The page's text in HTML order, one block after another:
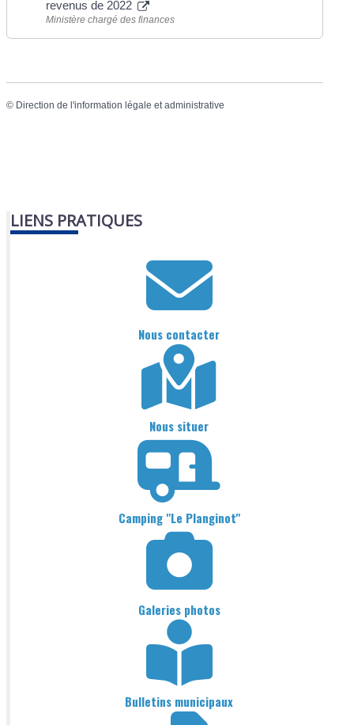
revenus de 2022
Ministère chargé des finances
© Direction de l'information légale et administrative
LIENS PRATIQUES
Nous contacter
Nous situer
Camping "Le Planginot"
Galeries photos
Bulletins municipaux